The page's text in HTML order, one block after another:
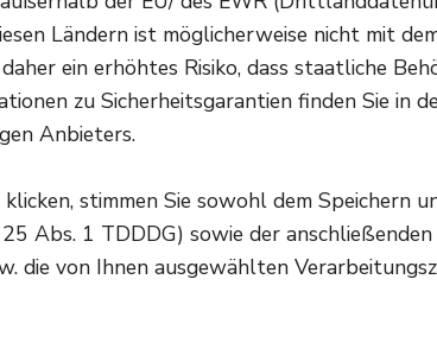
für den Beruf der
in der Apotheke und ein
Vorexamen abgeschlossen.
genannt. Diese Ausbildung ist
verändert hat, war es nicht mehr
Ab diesem Jahr wurde nämlich das
- der Allrounder
Ländern ist möglicherweise nicht mit
ein erhöhtes Risiko, dass staatliche
zu Sicherheitsgarantien finden Sie in
Anbieters.
stimmen Sie sowohl dem Speichern
Abs. 1 TDDDG) sowie der
die von Ihnen ausgewählten